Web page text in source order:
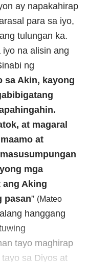
ay napakahirap
para sa iyo,
tulungan ka.
na alisin ang
ng
sa Akin, kayong
at magaral
at
mga
ang Aking
pasan” (Mateo
hanggang
tayo maghirap
sa Diyos at